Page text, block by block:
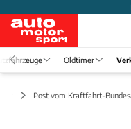
Oldtimer
Post vom Kraftfahrt-